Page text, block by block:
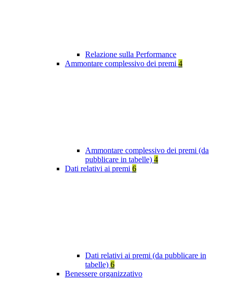
Relazione sulla Performance
Ammontare complessivo dei premi 4
Ammontare complessivo dei premi (da
pubblicare in tabelle) 4
Dati relativi ai premi 6
Dati relativi ai premi (da pubblicare in
tabelle) 6
Benessere organizzativo